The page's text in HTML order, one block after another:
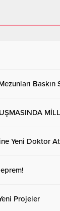
Baskın
Yeni Doktor
Projeler